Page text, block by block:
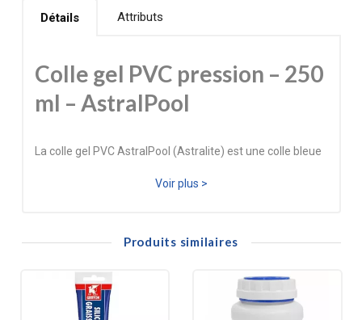
Détails Attributs
Colle gel PVC pression – 250
ml – AstralPool
La colle gel PVC AstralPool (Astralite) est une colle bleue
coulures et assure une répartition homogène sur les
Elle permet de réaliser des assemblages fiables et
étanches sur les tubes et raccords PVC, avec une
Voir plus >
Produits similaires